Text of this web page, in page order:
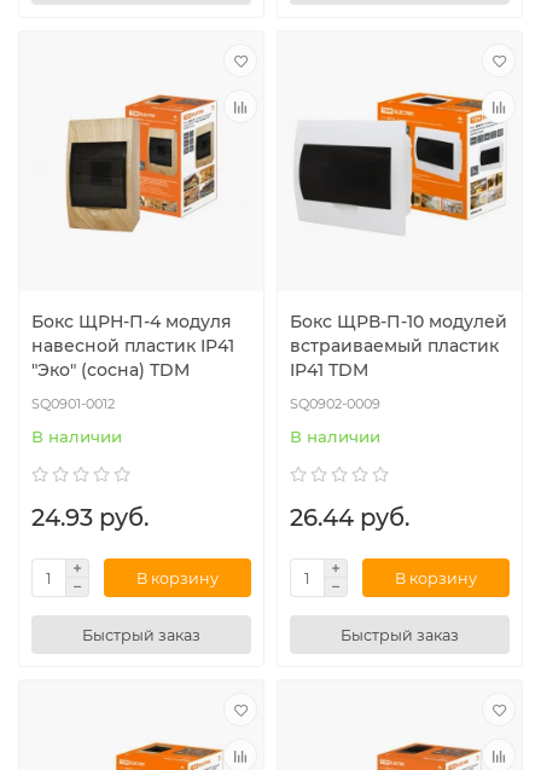
Бокс ЩРН-П-4 модуля
навесной пластик IP41
"Эко" (сосна) TDM
SQ0901-0012
В наличии
24.93 руб.
В корзину
Быстрый заказ
Бокс ЩРВ-П-10 модулей
встраиваемый пластик
IP41 TDM
SQ0902-0009
В наличии
26.44 руб.
В корзину
Быстрый заказ